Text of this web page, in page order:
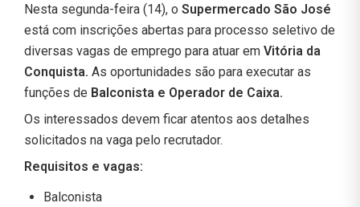
Nesta segunda-feira (14), o Supermercado São José
está com inscrições abertas para processo seletivo de
diversas vagas de emprego para atuar em Vitória da
Conquista. As oportunidades são para executar as
funções de Balconista e Operador de Caixa.
Os interessados devem ficar atentos aos detalhes
solicitados na vaga pelo recrutador.
Requisitos e vagas:
Balconista